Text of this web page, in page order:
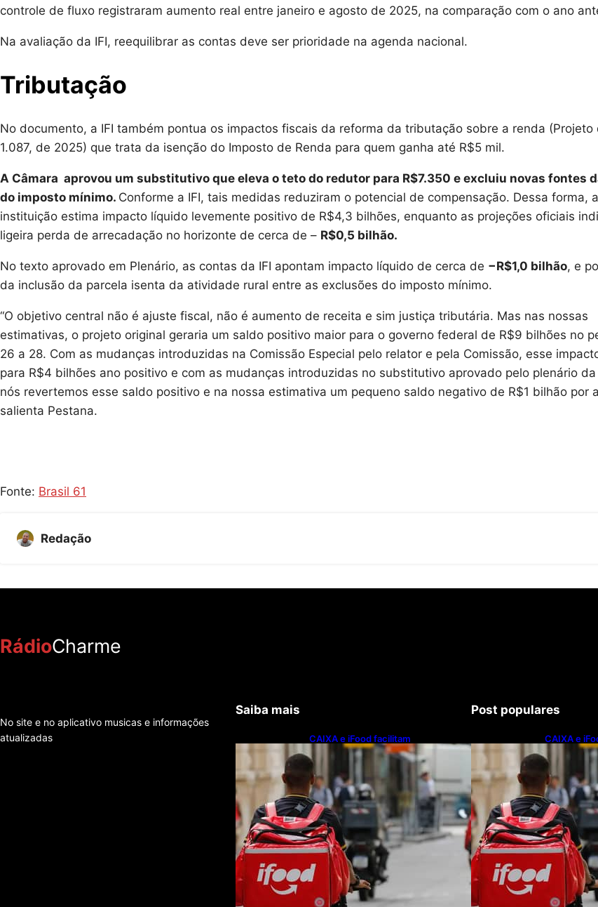
controle de fluxo registraram aumento real entre janeiro e agosto de 2025, na comparação com o ano
Na avaliação da IFI, reequilibrar as contas deve ser prioridade na agenda nacional.
Tributação
No documento, a IFI também pontua os impactos fiscais da reforma da tributação sobre a renda (Projeto
1.087, de 2025) que trata da isenção do Imposto de Renda para quem ganha até R$5 mil.
A Câmara aprovou um substitutivo que eleva o teto do redutor para R$7.350 e excluiu novas fontes
do imposto mínimo. Conforme a IFI, tais medidas reduziram o potencial de compensação. Dessa forma, a
instituição estima impacto líquido levemente positivo de R$4,3 bilhões, enquanto as projeções oficiais
ligeira perda de arrecadação no horizonte de cerca de – R$0,5 bilhão.
No texto aprovado em Plenário, as contas da IFI apontam impacto líquido de cerca de −R$1,0 bilhão, e
da inclusão da parcela isenta da atividade rural entre as exclusões do imposto mínimo.
“O objetivo central não é ajuste fiscal, não é aumento de receita e sim justiça tributária. Mas nas nossas
estimativas, o projeto original geraria um saldo positivo maior para o governo federal de R$9 bilhões no
26 a 28. Com as mudanças introduzidas na Comissão Especial pelo relator e pela Comissão, esse
para R$4 bilhões ano positivo e com as mudanças introduzidas no substitutivo aprovado pelo plenário da
nós revertemos esse saldo positivo e na nossa estimativa um pequeno saldo negativo de R$1 bilhão por
salienta Pestana.
Fonte: Brasil 61
Redação
RádioCharme
No site e no aplicativo musicas e informações
atualizadas
Saiba mais
CAIXA e iFood facilitam
financiamento de motos e bicicletas
elétricas para entregadores
Post populares
CAIXA e
elétricas